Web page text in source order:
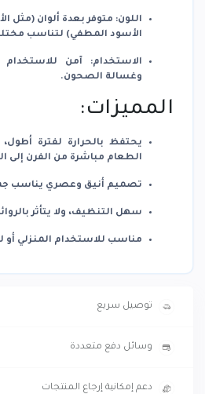
اللون: متوفر بعدة ألوان (مثل
الأسود المطفي) لتناسب
الاستخدام: آمن
وغسالة الصحون.
المميزات:
يحتفظ بالحرارة لفترة
الطعام مباشرة من الفرن إلى
تصميم أنيق وعصري يناسب
سهل التنظيف، ولا يتأثر
مناسب للاستخدام المنزلي أو
توصيل سريع
وسائل دفع متعددة
دعم إمكانية إرجاع المنتجات